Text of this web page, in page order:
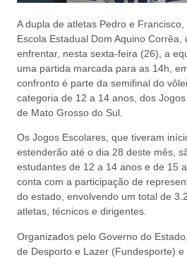
A dupla de atletas Pedro e
Escola Estadual Dom Aquino Corrêa,
enfrentar, nesta sexta-feira (26), a
uma partida marcada para as 14h,
confronto é parte da semifinal do
categoria de 12 a 14 anos, dos
de Mato Grosso do Sul.
Os Jogos Escolares, que tiveram
estenderão até o dia 28 deste mês,
estudantes de 12 a 14 anos e de 15
conta com a participação de
do estado, envolvendo um total de
atletas, técnicos e dirigentes.
Organizados pelo Governo do
de Desporto e Lazer (Fundesporte)